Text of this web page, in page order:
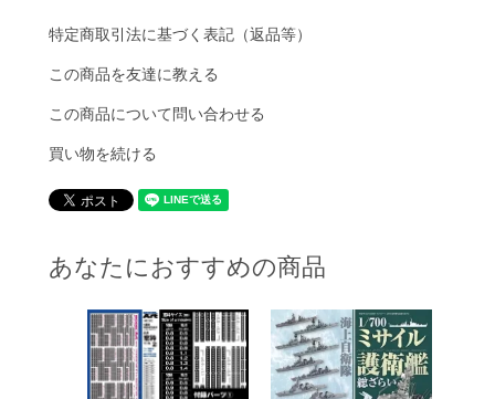
特定商取引法に基づく表記（返品等）
この商品を友達に教える
この商品について問い合わせる
買い物を続ける
あなたにおすすめの商品